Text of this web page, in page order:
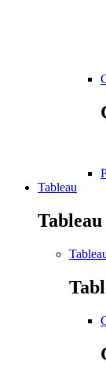
Tableau
Tableau